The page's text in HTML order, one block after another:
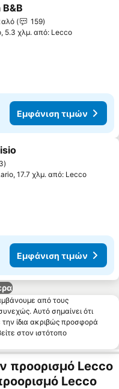
στα αγαπημένα
B&B
159
5.3 χλμ. από: Lecco
Εμφάνιση τιμών
στα αγαπημένα
17.7 χλμ. από: Lecco
Εμφάνιση τιμών
από τους
Αυτό σημαίνει ότι
ίδια ακριβώς προσφορά
στον ιστότοπο
προορισμό Lecco
Lecco